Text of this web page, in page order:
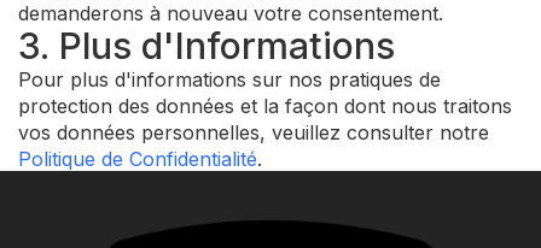
demanderons à nouveau votre consentement.
3. Plus d'Informations
Pour plus d'informations sur nos pratiques de
protection des données et la façon dont nous traitons
vos données personnelles, veuillez consulter notre
Politique de Confidentialité.